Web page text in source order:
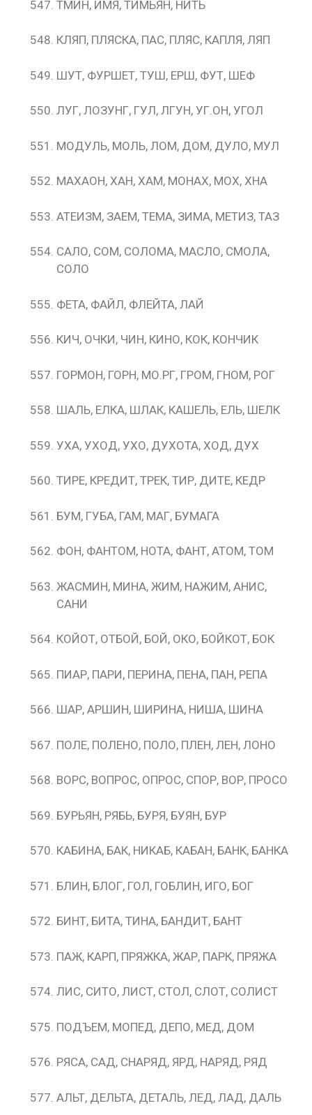
ТМИН, ИМЯ, ТИМЬЯН, НИТЬ
КЛЯП, ПЛЯСКА, ПАС, ПЛЯС, КАПЛЯ, ЛЯП
ШУТ, ФУРШЕТ, ТУШ, ЕРШ, ФУТ, ШЕФ
ЛУГ, ЛОЗУНГ, ГУЛ, ЛГУН, УГ.ОН, УГОЛ
МОДУЛЬ, МОЛЬ, ЛОМ, ДОМ, ДУЛО, МУЛ
МАХАОН, ХАН, ХАМ, МОНАХ, МОХ, ХНА
АТЕИЗМ, ЗАЕМ, ТЕМА, ЗИМА, МЕТИЗ, ТАЗ
САЛО, СОМ, СОЛОМА, МАСЛО, СМОЛА,
СОЛО
ФЕТА, ФАЙЛ, ФЛЕЙТА, ЛАЙ
КИЧ, ОЧКИ, ЧИН, КИНО, КОК, КОНЧИК
ГОРМОН, ГОРН, МО.РГ, ГРОМ, ГНОМ, РОГ
ШАЛЬ, ЕЛКА, ШЛАК, КАШЕЛЬ, ЕЛЬ, ШЕЛК
УХА, УХОД, УХО, ДУХОТА, ХОД, ДУХ
ТИРЕ, КРЕДИТ, ТРЕК, ТИР, ДИТЕ, КЕДР
БУМ, ГУБА, ГАМ, МАГ, БУМАГА
ФОН, ФАНТОМ, НОТА, ФАНТ, АТОМ, ТОМ
ЖАСМИН, МИНА, ЖИМ, НАЖИМ, АНИС,
САНИ
КОЙОТ, ОТБОЙ, БОЙ, ОКО, БОЙКОТ, БОК
ПИАР, ПАРИ, ПЕРИНА, ПЕНА, ПАН, РЕПА
ШАР, АРШИН, ШИРИНА, НИША, ШИНА
ПОЛЕ, ПОЛЕНО, ПОЛО, ПЛЕН, ЛЕН, ЛОНО
ВОРС, ВОПРОС, ОПРОС, СПОР, ВОР, ПРОСО
БУРЬЯН, РЯБЬ, БУРЯ, БУЯН, БУР
КАБИНА, БАК, НИКАБ, КАБАН, БАНК, БАНКА
БЛИН, БЛОГ, ГОЛ, ГОБЛИН, ИГО, БОГ
БИНТ, БИТА, ТИНА, БАНДИТ, БАНТ
ПАЖ, КАРП, ПРЯЖКА, ЖАР, ПАРК, ПРЯЖА
ЛИС, СИТО, ЛИСТ, СТОЛ, СЛОТ, СОЛИСТ
ПОДЪЕМ, МОПЕД, ДЕПО, МЕД, ДОМ
РЯСА, САД, СНАРЯД, ЯРД, НАРЯД, РЯД
АЛЬТ, ДЕЛЬТА, ДЕТАЛЬ, ЛЕД, ЛАД, ДАЛЬ